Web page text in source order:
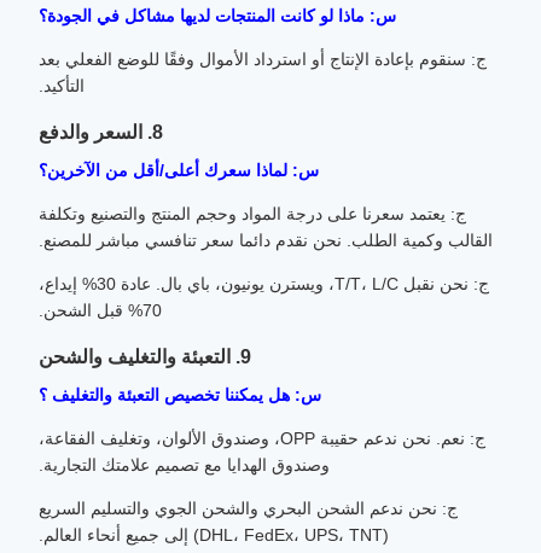
س: ماذا لو كانت المنتجات لديها مشاكل في الجودة؟
ج: سنقوم بإعادة الإنتاج أو استرداد الأموال وفقًا للوضع الفعلي بعد
التأكيد.
8. السعر والدفع
س: لماذا سعرك أعلى/أقل من الآخرين؟
ج: يعتمد سعرنا على درجة المواد وحجم المنتج والتصنيع وتكلفة
القالب وكمية الطلب. نحن نقدم دائما سعر تنافسي مباشر للمصنع.
ج: نحن نقبل T/T، L/C، ويسترن يونيون، باي بال. عادة 30% إيداع،
70% قبل الشحن.
9. التعبئة والتغليف والشحن
س: هل يمكننا تخصيص التعبئة والتغليف ؟
ج: نعم. نحن ندعم حقيبة OPP، وصندوق الألوان، وتغليف الفقاعة،
وصندوق الهدايا مع تصميم علامتك التجارية.
ج: نحن ندعم الشحن البحري والشحن الجوي والتسليم السريع
(DHL، FedEx، UPS، TNT) إلى جميع أنحاء العالم.